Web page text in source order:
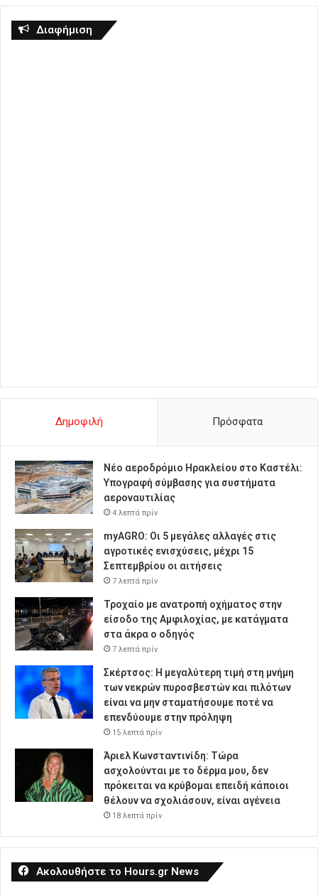
Διαφήμιση
Δημοφιλή Πρόσφατα
Νέο αεροδρόμιο Ηρακλείου στο Καστέλι:
Υπογραφή σύμβασης για συστήματα
αεροναυτιλίας
4 λεπτά πρίν
myAGRO: Οι 5 μεγάλες αλλαγές στις
αγροτικές ενισχύσεις, μέχρι 15
Σεπτεμβρίου οι αιτήσεις
7 λεπτά πρίν
Τροχαίο με ανατροπή οχήματος στην
είσοδο της Αμφιλοχίας, με κατάγματα
στα άκρα ο οδηγός
7 λεπτά πρίν
Σκέρτσος: Η μεγαλύτερη τιμή στη μνήμη
των νεκρών πυροσβεστών και πιλότων
είναι να μην σταματήσουμε ποτέ να
επενδύουμε στην πρόληψη
15 λεπτά πρίν
Άριελ Κωνσταντινίδη: Τώρα
ασχολούνται με το δέρμα μου, δεν
πρόκειται να κρύβομαι επειδή κάποιοι
θέλουν να σχολιάσουν, είναι αγένεια
18 λεπτά πρίν
Ακολουθήστε το Hours.gr News